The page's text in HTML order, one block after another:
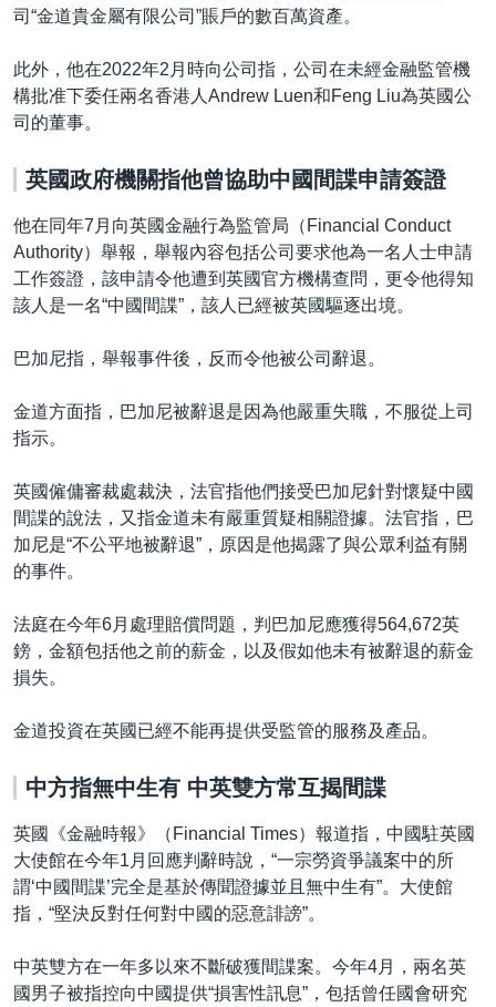
司“金道貴金屬有限公司”賬戶的數百萬資產。
此外，他在2022年2月時向公司指，公司在未經金融監管機
構批准下委任兩名香港人Andrew Luen和Feng Liu為英國公
司的董事。
英國政府機關指他曾協助中國間諜申請簽證
他在同年7月向英國金融行為監管局（Financial Conduct
Authority）舉報，舉報內容包括公司要求他為一名人士申請
工作簽證，該申請令他遭到英國官方機構查問，更令他得知
該人是一名“中國間諜”，該人已經被英國驅逐出境。
巴加尼指，舉報事件後，反而令他被公司辭退。
金道方面指，巴加尼被辭退是因為他嚴重失職，不服從上司
指示。
英國僱傭審裁處裁決，法官指他們接受巴加尼針對懷疑中國
間諜的說法，又指金道未有嚴重質疑相關證據。法官指，巴
加尼是“不公平地被辭退”，原因是他揭露了與公眾利益有關
的事件。
法庭在今年6月處理賠償問題，判巴加尼應獲得564,672英
鎊，金額包括他之前的薪金，以及假如他未有被辭退的薪金
損失。
金道投資在英國已經不能再提供受監管的服務及產品。
中方指無中生有 中英雙方常互揭間諜
英國《金融時報》（Financial Times）報道指，中國駐英國
大使館在今年1月回應判辭時說，“一宗勞資爭議案中的所
謂‘中國間諜’完全是基於傳聞證據並且無中生有”。大使館
指，“堅決反對任何對中國的惡意誹謗”。
中英雙方在一年多以來不斷破獲間諜案。今年4月，兩名英
國男子被指控向中國提供“損害性訊息”，包括曾任國會研究